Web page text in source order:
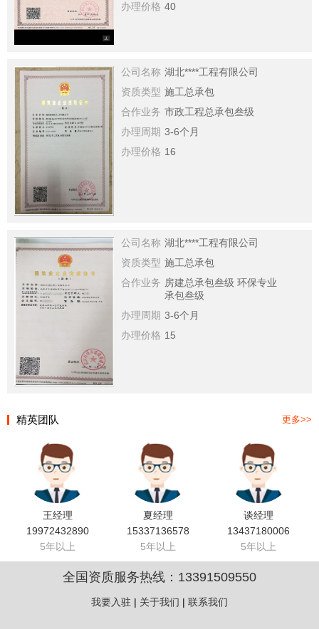
办理价格 40
公司名称 湖北****工程有限公司
资质类型 施工总承包
合作业务 市政工程总承包叁级
办理周期 3-6个月
办理价格 16
公司名称 湖北****工程有限公司
资质类型 施工总承包
合作业务 房建总承包叁级 环保专业
承包叁级
办理周期 3-6个月
办理价格 15
精英团队 更多>>
王经理
19972432890
5年以上
夏经理
15337136578
5年以上
谈经理
13437180006
5年以上
全国资质服务热线： 13391509550
我要入驻 | 关于我们 | 联系我们